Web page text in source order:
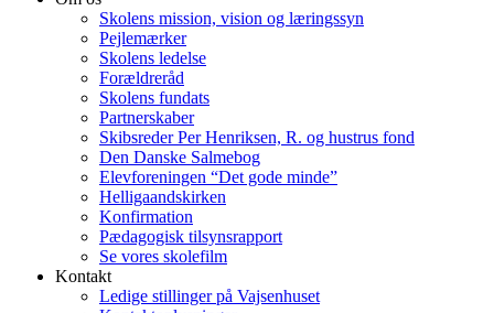
Skolens mission, vision og læringssyn
Pejlemærker
Skolens ledelse
Forældreråd
Skolens fundats
Partnerskaber
Skibsreder Per Henriksen, R. og hustrus fond
Den Danske Salmebog
Elevforeningen “Det gode minde”
Helligaandskirken
Konfirmation
Pædagogisk tilsynsrapport
Se vores skolefilm
Kontakt
Ledige stillinger på Vajsenhuset